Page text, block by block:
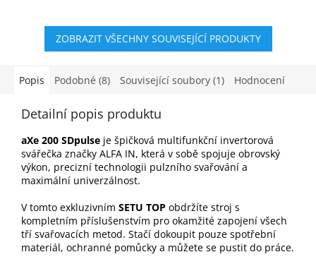
nebo argonu. Stabilní oblouk
a...
ZOBRAZIT VŠECHNY SOUVISEJÍCÍ PRODUKTY
Popis Podobné (8) Související soubory (1) Hodnocení
Detailní popis produktu
aXe 200 SDpulse je špičková multifunkční invertorová
svářečka značky ALFA IN, která v sobě spojuje obrovský
výkon, precizní technologii pulzního svařování a
maximální univerzálnost.
V tomto exkluzivním SETU TOP obdržíte stroj s
kompletním příslušenstvím pro okamžité zapojení všech
tří svařovacích metod. Stačí dokoupit pouze spotřební
materiál, ochranné pomůcky a můžete se pustit do práce.